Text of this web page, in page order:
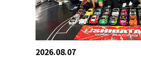
2026.08.07